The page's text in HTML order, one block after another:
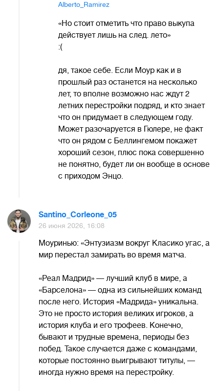
Alberto_Ramirez
«Но стоит отметить что право выкупа
действует лишь на след. лето»
:(
дя, такое себе. Если Моур как и в
прошлый раз останется на несколько
лет, то вполне возможно нас ждут 2
летних перестройки подряд, и кто знает
что он придумает в следующем году.
Может разочаруется в Гюлере, не факт
что он рядом с Беллингемом покажет
хороший сезон, плюс пока совершенно
не понятно, будет ли он вообще в основе
с приходом Энцо.
Santino_Corleone_05
26 июня 2026, 16:08
Моуринью: «Энтузиазм вокруг Класико угас, а
мир перестал замирать во время матча.
«Реал Мадрид» — лучший клуб в мире, а
«Барселона» — одна из сильнейших команд
после него. История «Мадрида» уникальна.
Это не просто история великих игроков, а
история клуба и его трофеев. Конечно,
бывают и трудные времена, периоды без
побед. Такое случается даже с командами,
которые постоянно выигрывают титулы, —
иногда нужно время на перестройку.